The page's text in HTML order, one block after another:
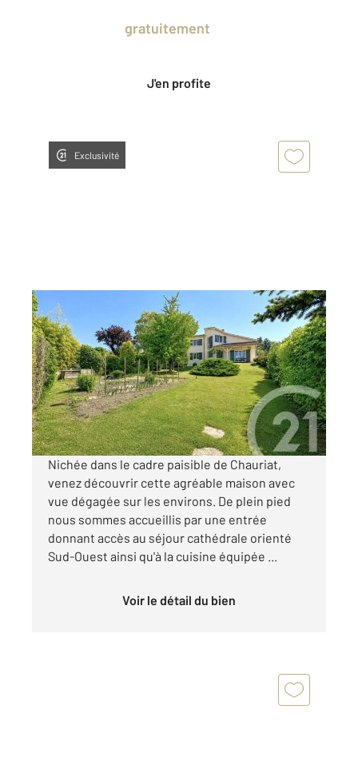
gratuitement
J'en profite
Exclusivité
CHAURIAT 63
123 m
, 5 pièces
Ref : 15589
Maison à vendre
335 000 €
Visiter le site dédié
Nichée dans le cadre paisible de Chauriat,
venez découvrir cette agréable maison avec
vue dégagée sur les environs. De plein pied
nous sommes accueillis par une entrée
donnant accès au séjour cathédrale orienté
Sud-Ouest ainsi qu'à la cuisine équipée ...
Voir le détail du bien